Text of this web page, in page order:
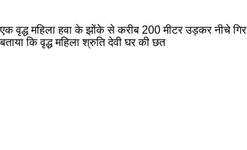
महिला हवा के झोंके से करीब 200 मीटर उड़कर नीचे
कि वृद्ध महिला श्रुति देवी घर की छत